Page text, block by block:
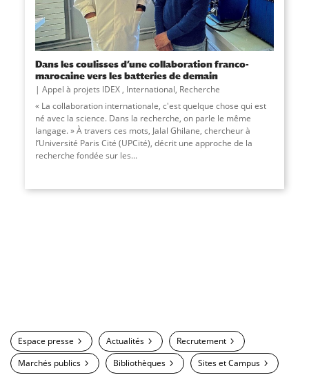
Dans les coulisses d’une collaboration franco-
marocaine vers les batteries de demain
Appel à projets IDEX , International, Recherche
« La collaboration internationale, c'est quelque chose qui est
né avec la science. Dans la recherche, on parle le même
langage. » À travers ces mots, Jalal Ghilane, chercheur à
l’Université Paris Cité (UPCité), décrit une approche de la
recherche fondée sur les...
Espace presse Actualités
Recrutement
Marchés publics
Bibliothèques Sites et Campus